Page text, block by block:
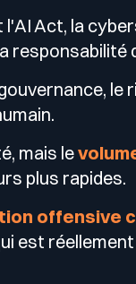
l'AI Act, la
responsabilité
le
mais le
plus rapides.
offensive
est